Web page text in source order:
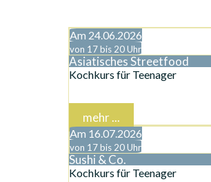
Am 24.06.2026
von 17 bis 20 Uhr
Asiatisches Streetfood
Kochkurs für Teenager
mehr ...
Am 16.07.2026
von 17 bis 20 Uhr
Sushi & Co.
Kochkurs für Teenager